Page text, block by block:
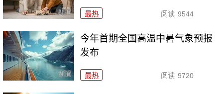
最热 阅读 9544
今年首期全国高温中暑气象预报
发布
最热 阅读 9720